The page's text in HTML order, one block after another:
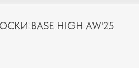
BASE HIGH AW'25